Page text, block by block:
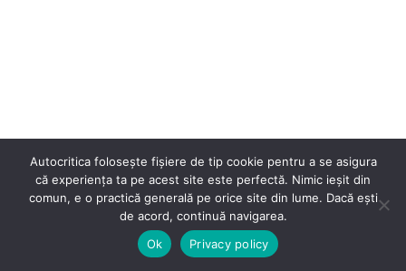
Autocritica folosește fișiere de tip cookie pentru a se asigura
că experiența ta pe acest site este perfectă. Nimic ieșit din
comun, e o practică generală pe orice site din lume. Dacă ești
de acord, continuă navigarea.
Ok
Privacy policy